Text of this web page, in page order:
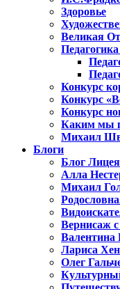
Здоровье
Великая
Конкурс
Конкурс
Конкурс
Каким мы
Михаил
Блоги
Блог Лицея
Алла
Михаил
Вернисаж
Валентина
Лариса
Олег